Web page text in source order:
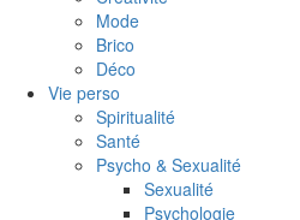
Mode
Brico
Déco
Vie perso
Spiritualité
Santé
Psycho & Sexualité
Sexualité
Psychologie